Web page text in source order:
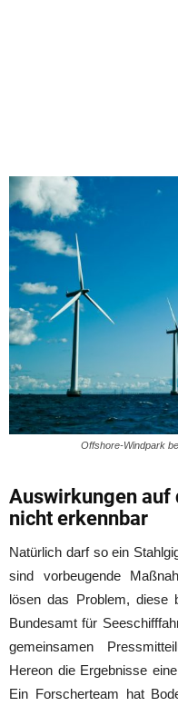
Offshore-Windpark
Auswirkungen auf
nicht erkennbar
Natürlich darf so ein
sind vorbeugende
lösen das Problem, diese
Bundesamt für
gemeinsamen
Hereon die Ergebnisse
Ein Forscherteam hat